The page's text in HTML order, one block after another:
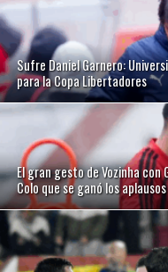
Sufre Daniel Garnero:
para la Copa Libertadores
El gran gesto de Vozinha
Colo que se ganó los aplausos